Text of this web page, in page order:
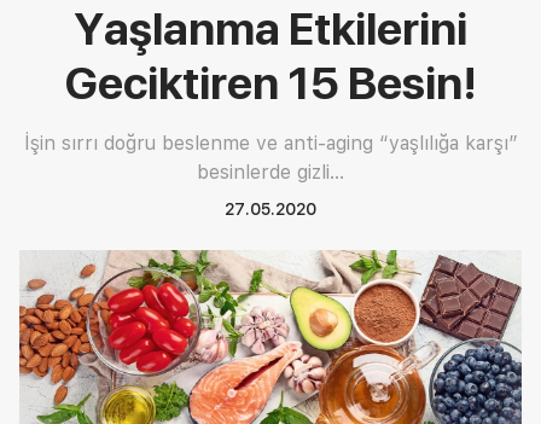
Yaşlanma Etkilerini
Geciktiren 15 Besin!
İşin sırrı doğru beslenme ve anti-aging “yaşlılığa karşı”
besinlerde gizli…
27.05.2020